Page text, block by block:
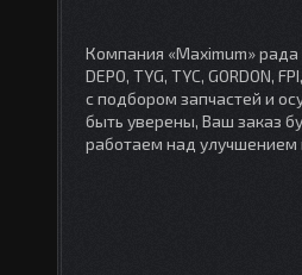
Компания «Maximum»
DEPO, TYG, TYC,
с подбором запчастей и
быть уверены, Ваш заказ
работаем над